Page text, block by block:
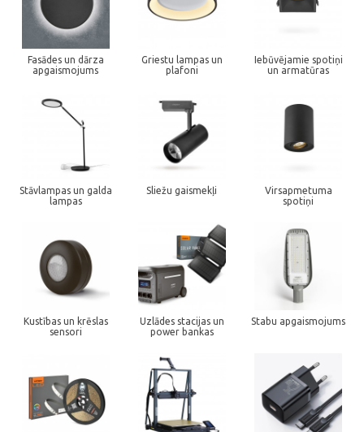
Fasādes un dārza
apgaismojums
Griestu lampas un
plafoni
Iebūvējamie spotiņi
un armatūras
Stāvlampas un galda
lampas
Sliežu gaismekļi
Virsapmetuma
spotiņi
Kustības un krēslas
sensori
Uzlādes stacijas un
power bankas
Stabu apgaismojums